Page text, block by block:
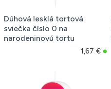
Dúhová lesklá tortová
sviečka číslo 0 na
narodeninovú tortu
1,67 €